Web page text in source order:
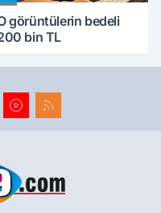
görüntülerin bedeli
bin TL